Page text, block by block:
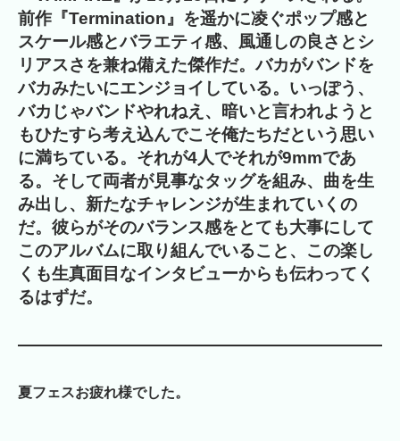
前作『Termination』を遥かに凌ぐポップ感と
スケール感とバラエティ感、風通しの良さとシ
リアスさを兼ね備えた傑作だ。バカがバンドを
バカみたいにエンジョイしている。いっぽう、
バカじゃバンドやれねえ、暗いと言われようと
もひたすら考え込んでこそ俺たちだという思い
に満ちている。それが4人でそれが9mmであ
る。そして両者が見事なタッグを組み、曲を生
み出し、新たなチャレンジが生まれていくの
だ。彼らがそのバランス感をとても大事にして
このアルバムに取り組んでいること、この楽し
くも生真面目なインタビューからも伝わってく
るはずだ。
夏フェスお疲れ様でした。